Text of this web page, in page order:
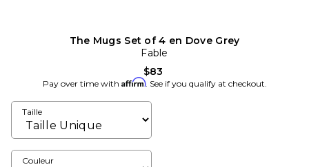
The Mugs Set of 4 en Dove Grey
Fable
$83
Pay over time with Affirm. See if you qualify at checkout.
Taille
Couleur